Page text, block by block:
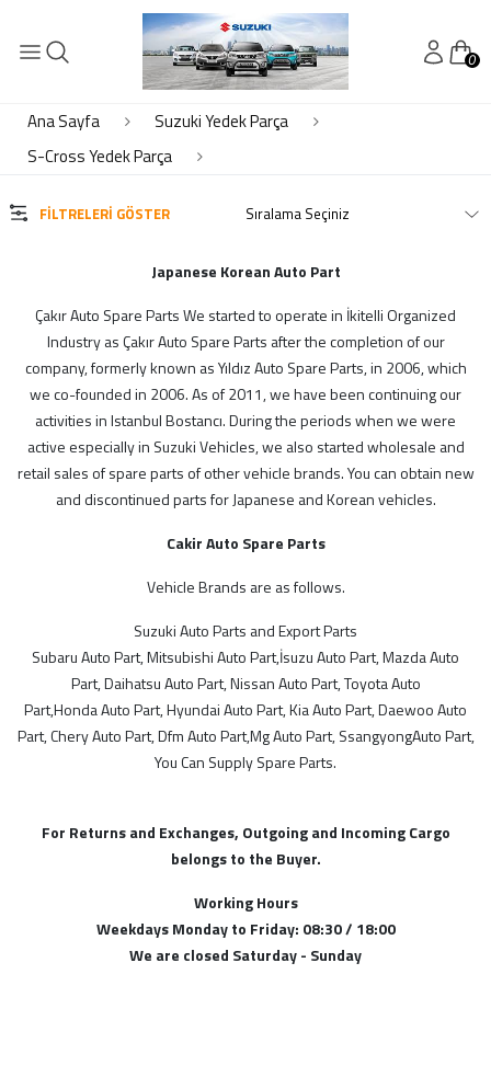
0
KATEGORİLER
Kaporta
Motor Piston Krank Silindir Kapak
Süspansiyon Ön Arka
Çkr Auto
ithal
suzuki
MODELLER
İthal Ürünlerimiz
Suzie Parts
Tayvan
Alman
Malezya
Sadece Stoktakiler
Ana Sayfa
Suzuki Yedek Parça
S-Cross Yedek Parça
FILTRELERI GÖSTER
Japanese Korean Auto Part
Çakır Auto Spare Parts We started to operate in İkitelli Organized
Industry as Çakır Auto Spare Parts after the completion of our
company, formerly known as Yıldız Auto Spare Parts, in 2006, which
we co-founded in 2006. As of 2011, we have been continuing our
activities in Istanbul Bostancı. During the periods when we were
active especially in Suzuki Vehicles, we also started wholesale and
retail sales of spare parts of other vehicle brands. You can obtain new
and discontinued parts for Japanese and Korean vehicles.
Cakir Auto Spare Parts
Vehicle Brands are as follows.
Suzuki Auto Parts and Export Parts
Subaru Auto Part, Mitsubishi Auto Part,İsuzu Auto Part, Mazda Auto
Part, Daihatsu Auto Part, Nissan Auto Part, Toyota Auto
Part,Honda Auto Part, Hyundai Auto Part, Kia Auto Part, Daewoo Auto
Part, Chery Auto Part, Dfm Auto Part,Mg Auto Part, SsangyongAuto Part,
You Can Supply Spare Parts.
For Returns and Exchanges, Outgoing and Incoming Cargo
belongs to the Buyer.
Working Hours
Weekdays Monday to Friday: 08:30 / 18:00
We are closed Saturday - Sunday